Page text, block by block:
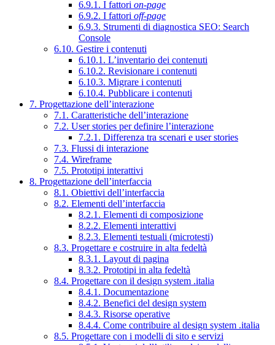
6.9.1. I fattori on-page
6.9.2. I fattori off-page
6.9.3. Strumenti di diagnostica SEO: Search
Console
6.10. Gestire i contenuti
6.10.1. L’inventario dei contenuti
6.10.2. Revisionare i contenuti
6.10.3. Migrare i contenuti
6.10.4. Pubblicare i contenuti
7. Progettazione dell’interazione
7.1. Caratteristiche dell’interazione
7.2. User stories per definire l’interazione
7.2.1. Differenza tra scenari e user stories
7.3. Flussi di interazione
7.4. Wireframe
7.5. Prototipi interattivi
8. Progettazione dell’interfaccia
8.1. Obiettivi dell’interfaccia
8.2. Elementi dell’interfaccia
8.2.1. Elementi di composizione
8.2.2. Elementi interattivi
8.2.3. Elementi testuali (microtesti)
8.3. Progettare e costruire in alta fedeltà
8.3.1. Layout di pagina
8.3.2. Prototipi in alta fedeltà
8.4. Progettare con il design system .italia
8.4.1. Documentazione
8.4.2. Benefici del design system
8.4.3. Risorse operative
8.4.4. Come contribuire al design system .italia
8.5. Progettare con i modelli di sito e servizi